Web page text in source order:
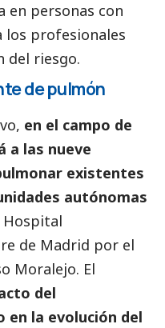
en personas con
los profesionales
del riesgo.
de pulmón
en el campo de
a las nueve
existentes
autónomas
Hospital
de Madrid por el
Moralejo. El
del
la evolución del